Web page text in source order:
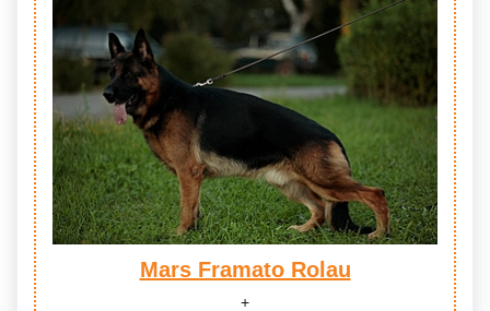
Mars Framato Rolau